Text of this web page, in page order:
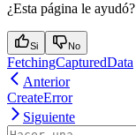
¿Esta página le ayudó?
Si No
FetchingCapturedData
Anterior
CreateError
Siguiente